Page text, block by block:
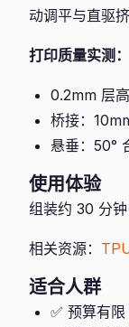
动调平与直驱挤
打印质量实测：
0.2mm 层
桥接：
悬垂：50°
使用体验
组装约 30 分钟
相关资源：
适合人群
✅ 预算有限